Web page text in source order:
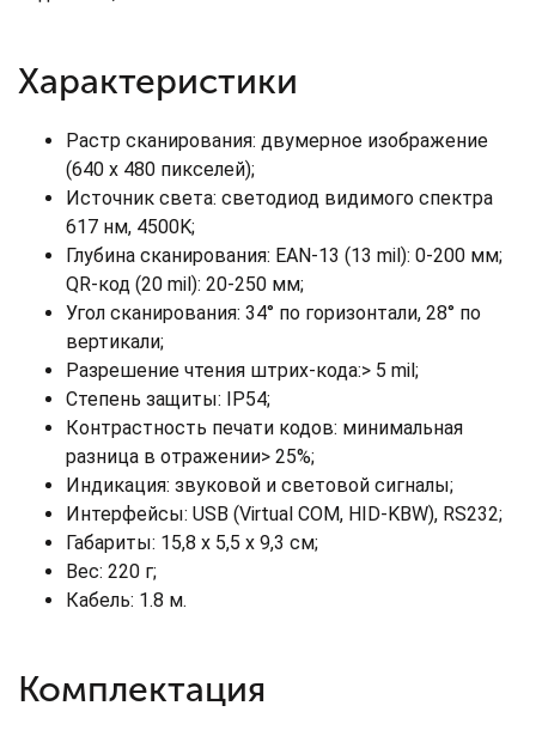
Характеристики
Растр сканирования: двумерное изображение
(640 х 480 пикселей);
Источник света: светодиод видимого спектра
617 нм, 4500K;
Глубина сканирования: EAN-13 (13 mil): 0-200 мм;
QR-код (20 mil): 20-250 мм;
Угол сканирования: 34° по горизонтали, 28° по
вертикали;
Разрешение чтения штрих-кода:> 5 mil;
Степень защиты: IP54;
Контрастность печати кодов: минимальная
разница в отражении> 25%;
Индикация: звуковой и световой сигналы;
Интерфейсы: USB (Virtual COM, HID-KBW), RS232;
Габариты: 15,8 x 5,5 x 9,3 см;
Вес: 220 г;
Кабель: 1.8 м.
Комплектация